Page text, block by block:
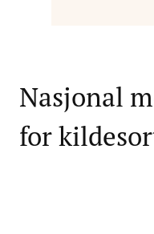
Nasjonal
for